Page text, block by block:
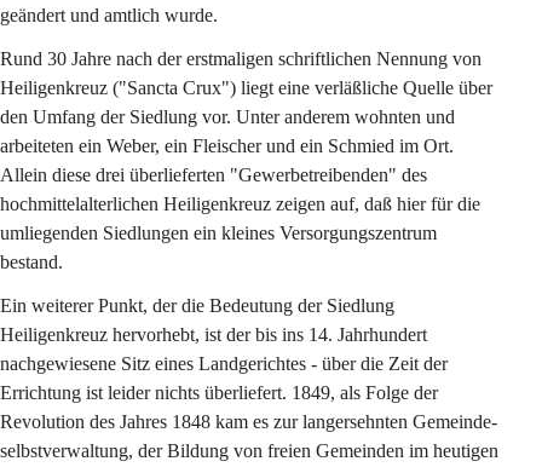
geändert und amtlich wurde.
Rund 30 Jahre nach der erstmaligen schriftlichen Nennung von
Heiligenkreuz ("Sancta Crux") liegt eine verläßliche Quelle über
den Umfang der Siedlung vor. Unter anderem wohnten und
arbeiteten ein Weber, ein Fleischer und ein Schmied im Ort.
Allein diese drei überlieferten "Gewerbetreibenden" des
hochmittelalterlichen Heiligenkreuz zeigen auf, daß hier für die
umliegenden Siedlungen ein kleines Versorgungszentrum
bestand.
Ein weiterer Punkt, der die Bedeutung der Siedlung
Heiligenkreuz hervorhebt, ist der bis ins 14. Jahrhundert
nachgewiesene Sitz eines Landgerichtes - über die Zeit der
Errichtung ist leider nichts überliefert. 1849, als Folge der
Revolution des Jahres 1848 kam es zur langersehnten Gemeinde-
selbstverwaltung, der Bildung von freien Gemeinden im heutigen